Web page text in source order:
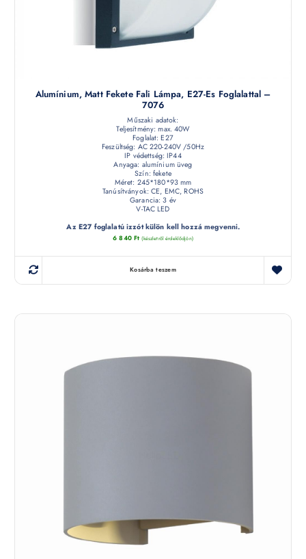
Alumínium, Matt Fekete Fali Lámpa, E27-Es Foglalattal –
7076
Műszaki adatok:
Teljesítmény: max. 40W
Foglalat: E27
Feszültség: AC 220-240V /50Hz
IP védettség: IP44
Anyaga: alumínium üveg
Szín: fekete
Méret: 245*180*93 mm
Tanúsítványok: CE, EMC, ROHS
Garancia: 3 év
V-TAC LED
Az E27 foglalatú izzót külön kell hozzá megvenni.
6 840 Ft (készletről érdeklődjön)
Kosárba teszem